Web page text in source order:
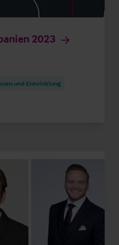
2023
und Entwicklung